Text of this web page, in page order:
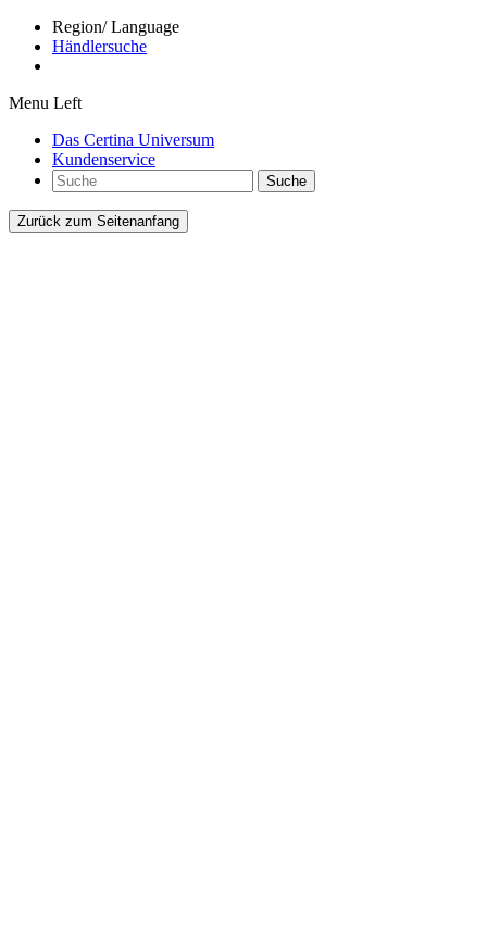
Region/ Language
Händlersuche
Menu Left
Das Certina Universum
Kundenservice
Suche
Zurück zum Seitenanfang